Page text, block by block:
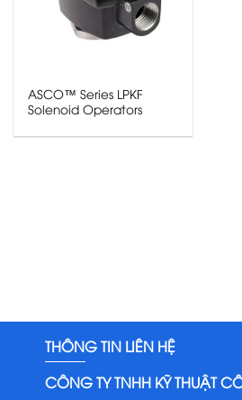
ASCO™ Series LPKF
Solenoid Operators
THÔNG TIN LIÊN HỆ
CÔNG TY TNHH KỸ THUẬT